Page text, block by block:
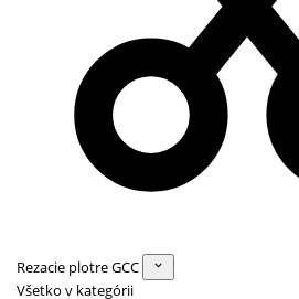
Rezacie plotre GCC
Všetko v kategórii